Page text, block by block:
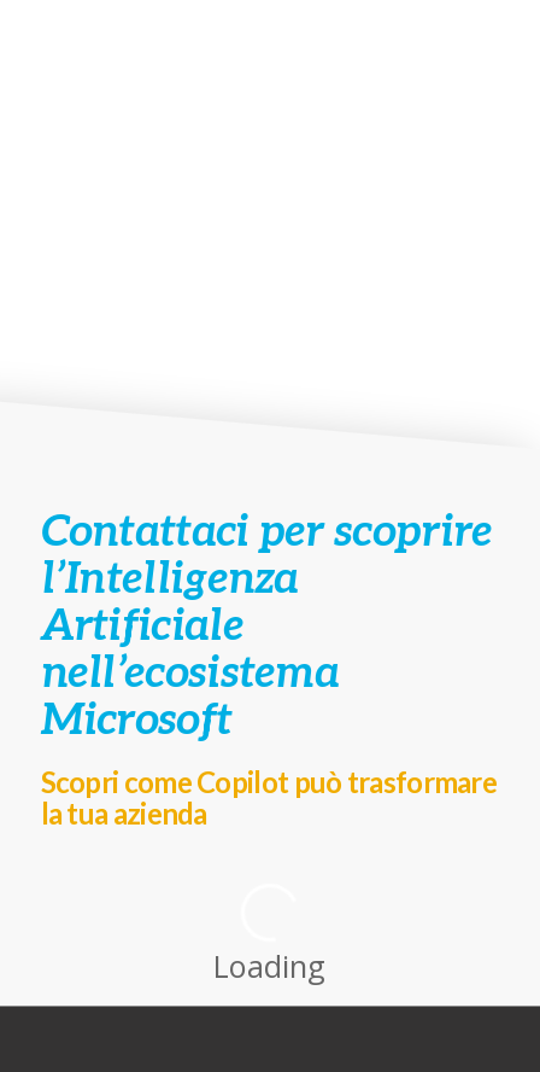
Contattaci per scoprire
l’Intelligenza
Artificiale
nell’ecosistema
Microsoft
Scopri come Copilot può trasformare
la tua azienda
Loading